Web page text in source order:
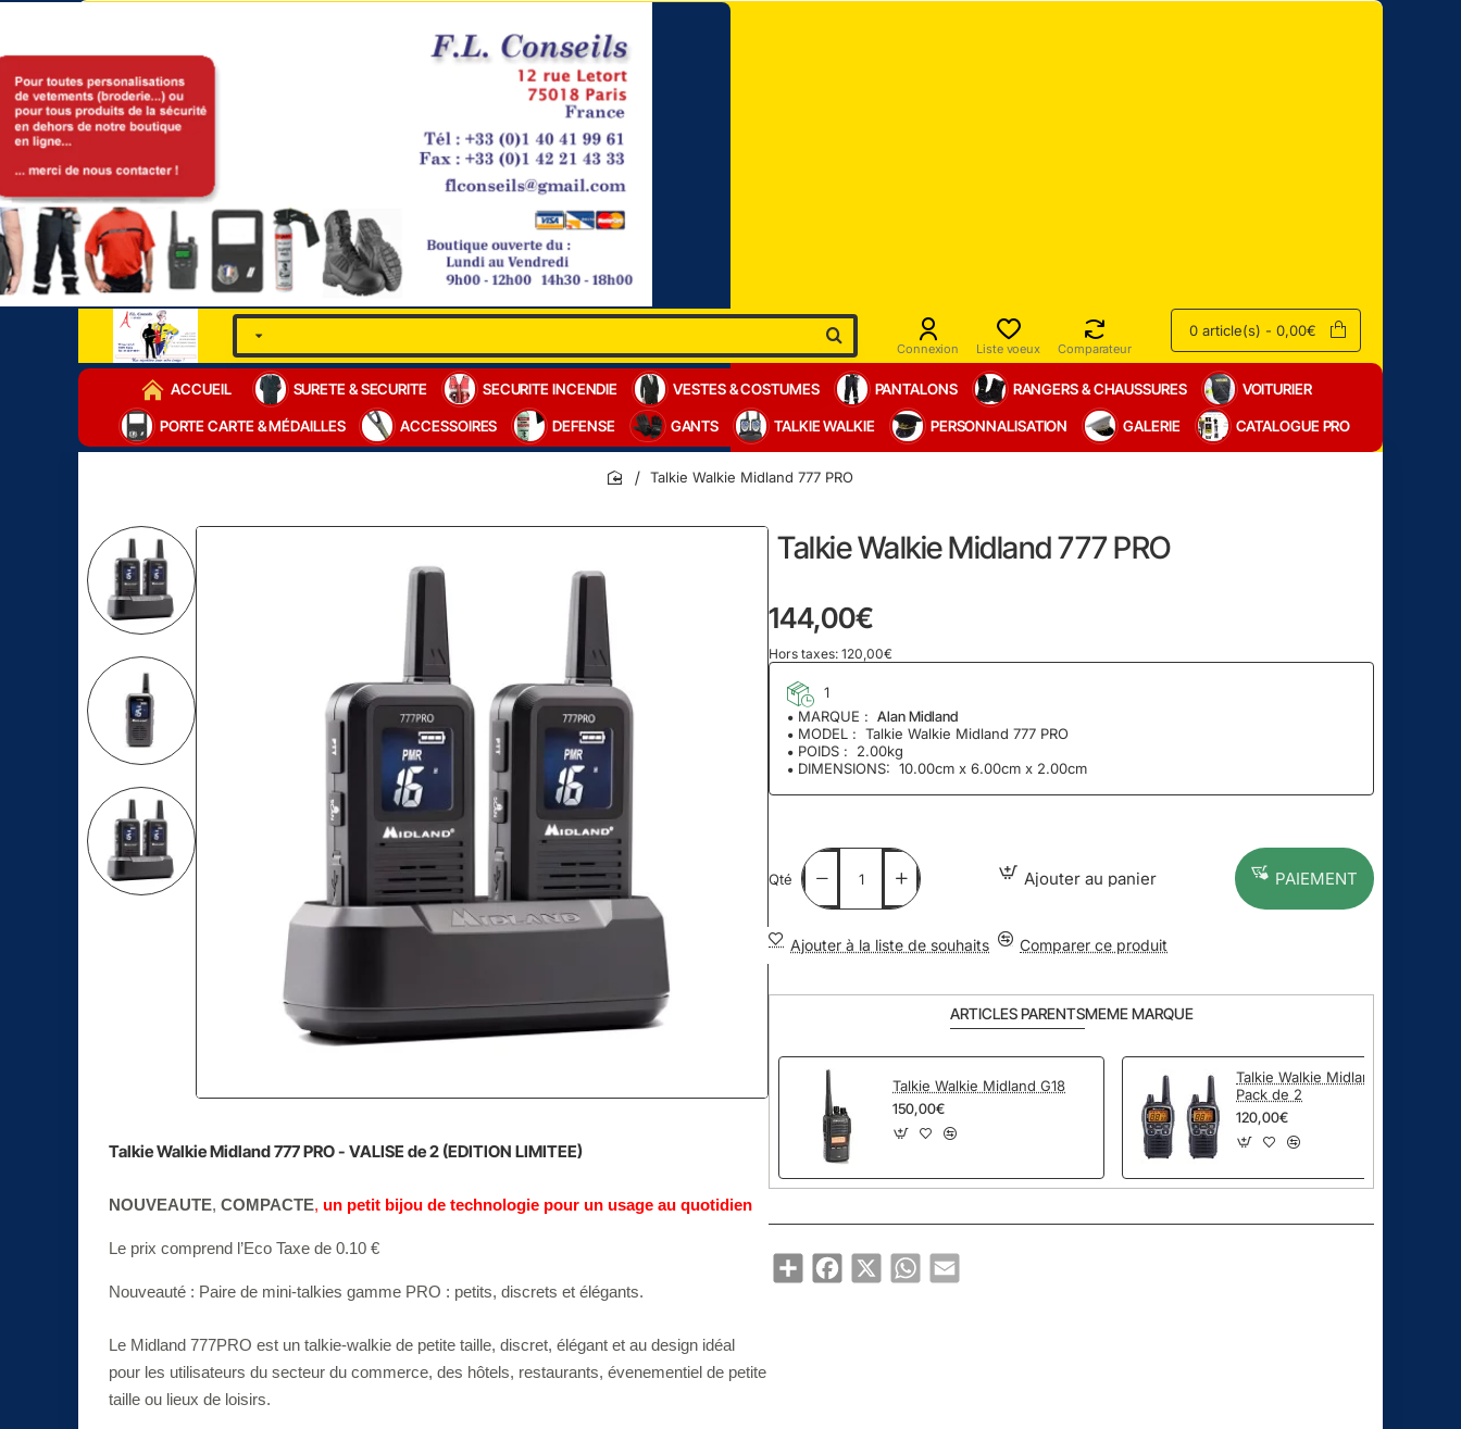
Connexion Liste voeux Comparateur
0 article(s) - 0,00€
ACCUEIL SURETE & SECURITE SECURITE INCENDIE VESTES & COSTUMES PANTALONS RANGERS & CHAUSSURES VOITURIER
PORTE CARTE & MÉDAILLES ACCESSOIRES DEFENSE GANTS TALKIE WALKIE PERSONNALISATION GALERIE CATALOGUE PRO
Talkie Walkie Midland 777 PRO
Talkie Walkie Midland 777 PRO - VALISE de 2 (EDITION LIMITEE)
NOUVEAUTE, COMPACTE, un petit bijou de technologie pour un usage au quotidien
Le prix comprend l’Eco Taxe de 0.10 €
Nouveauté : Paire de mini-talkies gamme PRO : petits, discrets et élégants.
Le Midland 777PRO est un talkie-walkie de petite taille, discret, élégant et au design idéal
pour les utilisateurs du secteur du commerce, des hôtels, restaurants, évenementiel de petite
taille ou lieux de loisirs.
Talkie Walkie Midland 777 PRO
144,00€
Hors taxes: 120,00€
1
MARQUE : Alan Midland
MODEL : Talkie Walkie Midland 777 PRO
POIDS :
2.00kg
DIMENSIONS: 10.00cm x 6.00cm x 2.00cm
Qté Ajouter au panier PAIEMENT
Ajouter à la liste de souhaits Comparer ce produit
ARTICLES PARENTSMEME MARQUE
Talkie Walkie Midland G18
150,00€
Talkie Walkie Midland XT70
Pack de 2
120,00€
ShareFacebook
X WhatsApp
Email